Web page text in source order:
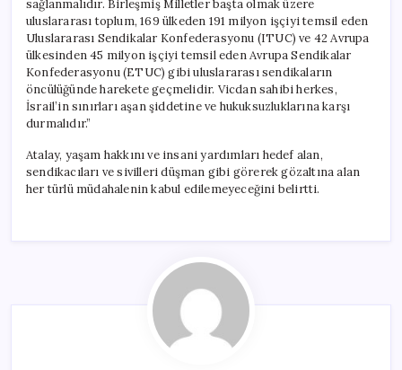
sağlanmalıdır. Birleşmiş Milletler başta olmak üzere
uluslararası toplum, 169 ülkeden 191 milyon işçiyi temsil eden
Uluslararası Sendikalar Konfederasyonu (ITUC) ve 42 Avrupa
ülkesinden 45 milyon işçiyi temsil eden Avrupa Sendikalar
Konfederasyonu (ETUC) gibi uluslararası sendikaların
öncülüğünde harekete geçmelidir. Vicdan sahibi herkes,
İsrail’in sınırları aşan şiddetine ve hukuksuzluklarına karşı
durmalıdır.”
Atalay, yaşam hakkını ve insani yardımları hedef alan,
sendikacıları ve sivilleri düşman gibi görerek gözaltına alan
her türlü müdahalenin kabul edilemeyeceğini belirtti.